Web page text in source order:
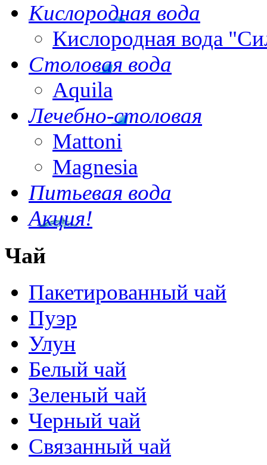
Кислородная вода
Кислородная вода
Столовая вода
Aquila
Лечебно-столовая
Mattoni
Magnesia
Питьевая вода
Акция!
Чай
Пакетированный чай
Пуэр
Улун
Белый чай
Зеленый чай
Черный чай
Связанный чай